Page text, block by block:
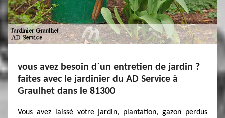
vous avez besoin d`un entretien de jardin ?
faites avec le jardinier du AD Service à
Graulhet dans le 81300
Vous avez laissé votre jardin, plantation, gazon perdus